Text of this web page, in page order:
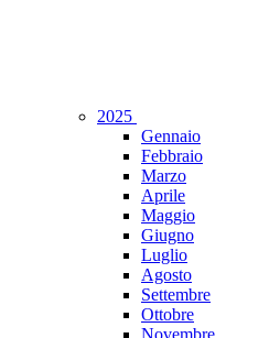
2025
Gennaio
Febbraio
Marzo
Aprile
Maggio
Giugno
Luglio
Agosto
Settembre
Ottobre